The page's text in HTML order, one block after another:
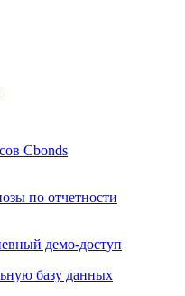
Cbonds
по отчетности
демо-доступ
базу данных